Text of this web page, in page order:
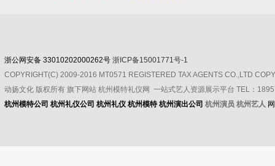
浙公网安备 33010202000262号 浙ICP备15001771号-1
COPYRIGHT(C) 2009-2016 MT0571 REGISTERED TAX AGENTS CO.,LTD
动扬文化 版权所有 旗下网站 杭州模特礼仪网 一站式艺人资源展示平台 TEL：
杭州模特公司 杭州礼仪公司 杭州礼仪 杭州模特 杭州演出公司 杭州演员 杭州艺人